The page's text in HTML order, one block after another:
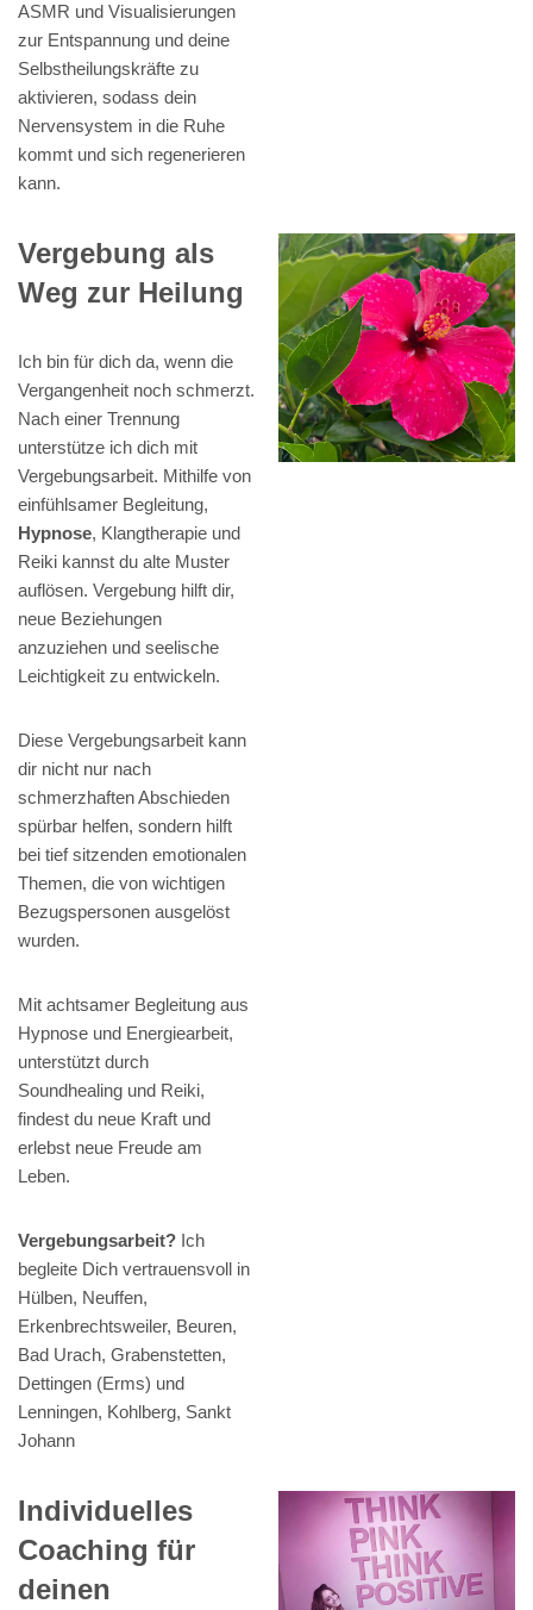
ASMR und Visualisierungen
zur Entspannung und deine
Selbstheilungskräfte zu
aktivieren, sodass dein
Nervensystem in die Ruhe
kommt und sich regenerieren
kann.
Vergebung als
Weg zur Heilung
Ich bin für dich da, wenn die
Vergangenheit noch schmerzt.
Nach einer Trennung
unterstütze ich dich mit
Vergebungsarbeit. Mithilfe von
einfühlsamer Begleitung,
Hypnose, Klangtherapie und
Reiki kannst du alte Muster
auflösen. Vergebung hilft dir,
neue Beziehungen
anzuziehen und seelische
Leichtigkeit zu entwickeln.
Diese Vergebungsarbeit kann
dir nicht nur nach
schmerzhaften Abschieden
spürbar helfen, sondern hilft
bei tief sitzenden emotionalen
Themen, die von wichtigen
Bezugspersonen ausgelöst
wurden.
Mit achtsamer Begleitung aus
Hypnose und Energiearbeit,
unterstützt durch
Soundhealing und Reiki,
findest du neue Kraft und
erlebst neue Freude am
Leben.
Vergebungsarbeit? Ich
begleite Dich vertrauensvoll in
Hülben, Neuffen,
Erkenbrechtsweiler, Beuren,
Bad Urach, Grabenstetten,
Dettingen (Erms) und
Lenningen, Kohlberg, Sankt
Johann
Individuelles
Coaching für
deinen